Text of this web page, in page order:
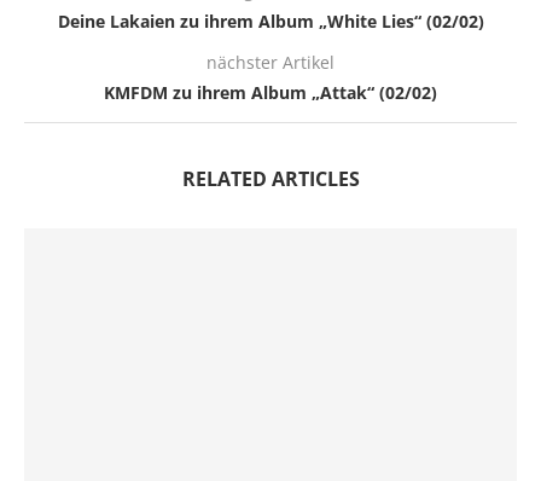
Deine Lakaien zu ihrem Album „White Lies“ (02/02)
nächster Artikel
KMFDM zu ihrem Album „Attak“ (02/02)
RELATED ARTICLES